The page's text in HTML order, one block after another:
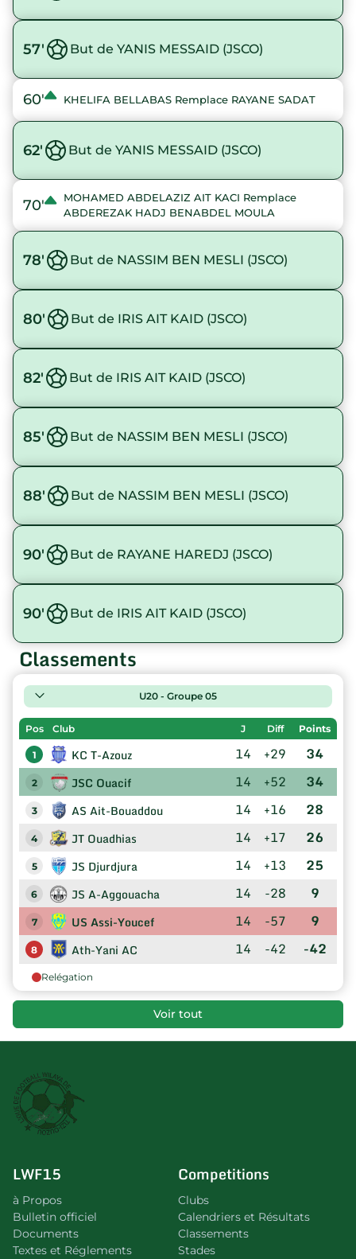
57' But de YANIS MESSAID (JSCO)
60' KHELIFA BELLABAS Remplace RAYANE SADAT
62' But de YANIS MESSAID (JSCO)
70'
MOHAMED ABDELAZIZ AIT KACI Remplace
ABDEREZAK HADJ BENABDEL MOULA
78' But de NASSIM BEN MESLI (JSCO)
80' But de IRIS AIT KAID (JSCO)
82' But de IRIS AIT KAID (JSCO)
85' But de NASSIM BEN MESLI (JSCO)
88' But de NASSIM BEN MESLI (JSCO)
90' But de RAYANE HAREDJ (JSCO)
90' But de IRIS AIT KAID (JSCO)
Classements
U20 - Groupe 05
Pos Club J Diff Points
1 KC T-Azouz 14 +29 34
2 JSC Ouacif 14 +52 34
3 AS Ait-Bouaddou 14 +16 28
4 JT Ouadhias 14 +17 26
5 JS Djurdjura 14 +13 25
6 JS A-Aggouacha 14 -28 9
7 US Assi-Youcef 14 -57 9
8 Ath-Yani AC 14 -42 -42
Relégation
Voir tout
LWF15
à Propos
Bulletin officiel
Documents
Textes et Réglements
Competitions
Clubs
Calendriers et Résultats
Classements
Stades